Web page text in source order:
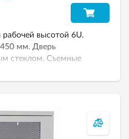
высотой 6U.
мм. Дверь
стеклом. Съемные